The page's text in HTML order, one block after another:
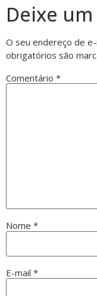
Deixe
O seu endereço de
obrigatórios são
Comentário *
Nome *
E-mail *